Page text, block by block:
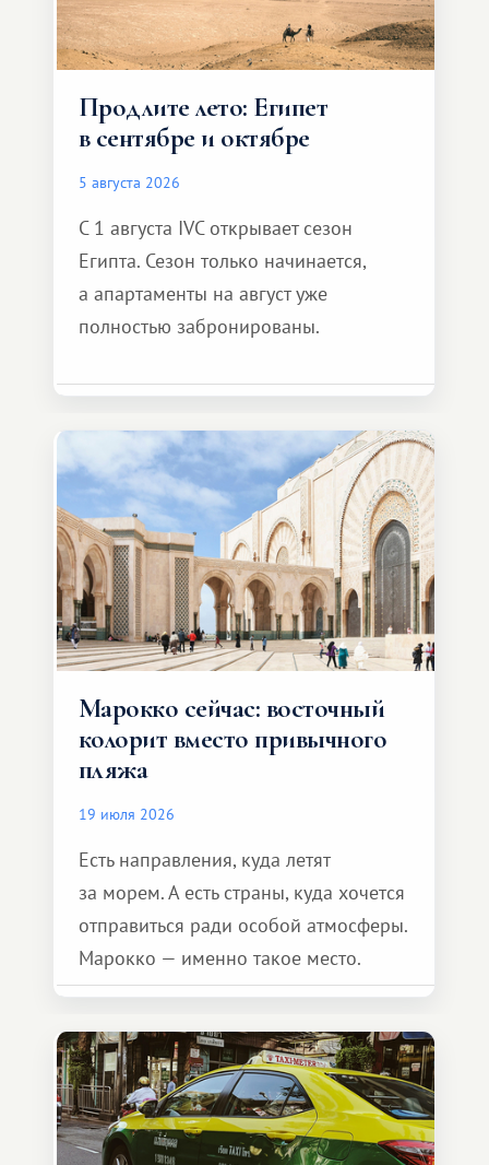
Продлите лето: Египет
в сентябре и октябре
5 августа 2026
С 1 августа IVC открывает сезон
Египта. Сезон только начинается,
а апартаменты на август уже
полностью забронированы.
Марокко сейчас: восточный
колорит вместо привычного
пляжа
19 июля 2026
Есть направления, куда летят
за морем. А есть страны, куда хочется
отправиться ради особой атмосферы.
Марокко — именно такое место.